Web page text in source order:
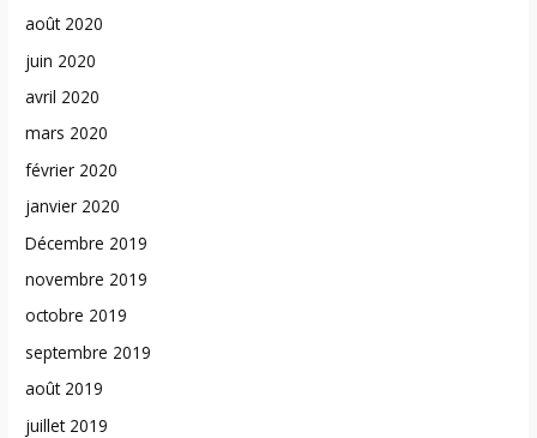
août 2020
juin 2020
avril 2020
mars 2020
février 2020
janvier 2020
Décembre 2019
novembre 2019
octobre 2019
septembre 2019
août 2019
juillet 2019